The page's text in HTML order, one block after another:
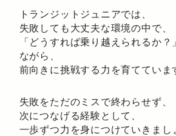
トランジットジュニアでは、
失敗しても大丈夫な環境の中で、
「どうすれば乗り越えられるか？
ながら、
前向きに挑戦する力を育てていま
失敗をただのミスで終わらせず、
次につなげる経験として、
一歩ずつ力を身につけていきまし